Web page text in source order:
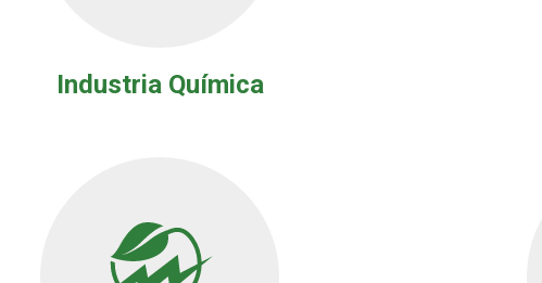
Industria Química